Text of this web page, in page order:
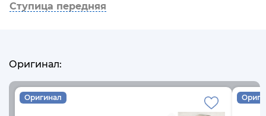
Ступица передняя
Оригинал:
Оригинал